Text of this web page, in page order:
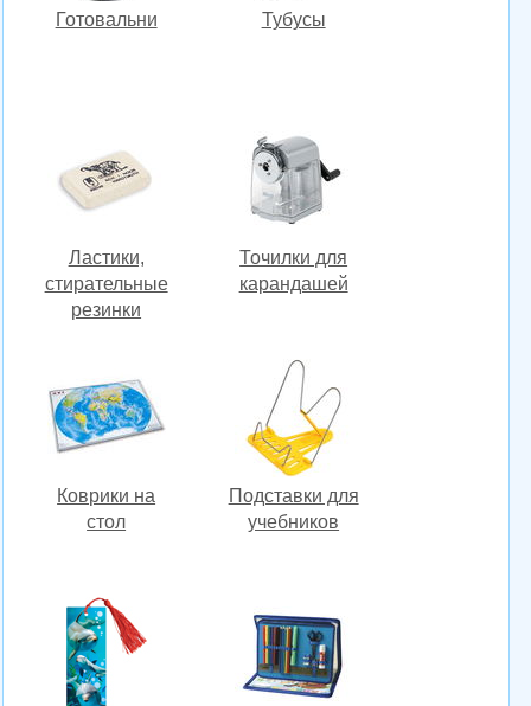
Готовальни Тубусы
Ластики,
стирательные
резинки
Точилки для
карандашей
Коврики на
стол
Подставки для
учебников